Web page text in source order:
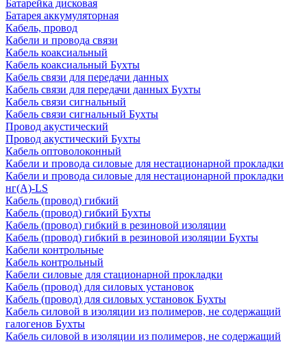
Батарейка дисковая
Батарея аккумуляторная
Кабель, провод
Кабели и провода связи
Кабель коаксиальный
Кабель коаксиальный Бухты
Кабель связи для передачи данных
Кабель связи для передачи данных Бухты
Кабель связи сигнальный
Кабель связи сигнальный Бухты
Провод акустический
Провод акустический Бухты
Кабель оптоволоконный
Кабели и провода силовые для нестационарной прокладки
Кабели и провода силовые для нестационарной прокладки
нг(А)-LS
Кабель (провод) гибкий
Кабель (провод) гибкий Бухты
Кабель (провод) гибкий в резиновой изоляции
Кабель (провод) гибкий в резиновой изоляции Бухты
Кабели контрольные
Кабель контрольный
Кабели силовые для стационарной прокладки
Кабель (провод) для силовых установок
Кабель (провод) для силовых установок Бухты
Кабель силовой в изоляции из полимеров, не содержащий
галогенов Бухты
Кабель силовой в изоляции из полимеров, не содержащий